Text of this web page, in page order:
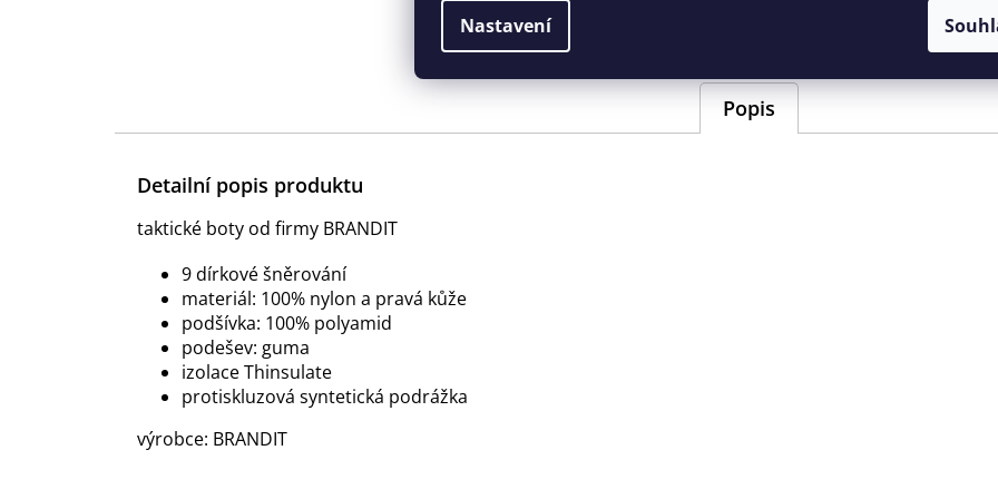
Nastavení Zvolte
Popis
Detailní popis produktu
taktické boty od firmy BRANDIT
9 dírkové šněrování
materiál: 100% nylon a pravá kůže
podšívka: 100% polyamid
podešev: guma
izolace Thinsulate
protiskluzová syntetická podrážka
výrobce: BRANDIT